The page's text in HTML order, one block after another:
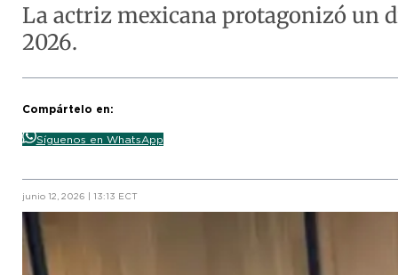
La actriz mexicana protagonizó un
2026.
Compártelo en:
Síguenos en WhatsApp
junio 12, 2026 | 13:13 ECT